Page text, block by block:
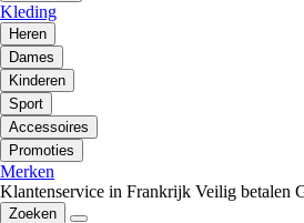
Kleding
Heren
Dames
Kinderen
Sport
Accessoires
Promoties
Merken
Klantenservice in Frankrijk Veilig betalen
Zoeken